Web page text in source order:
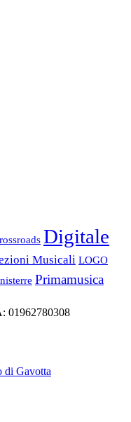
Digitale
Musicali LOGO
Primamusica
01962780308
di Gavotta